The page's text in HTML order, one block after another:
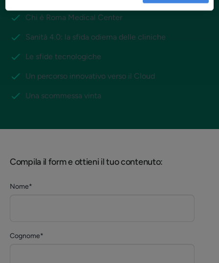
Compila il form e ottieni il tuo contenuto:
Nome*
Cognome*
Chi è Roma Medical Center
Sanità 4.0: la sfida odierna delle cliniche
Le sfide tecnologiche
Un percorso innovativo verso il Cloud
Una scommessa vinta